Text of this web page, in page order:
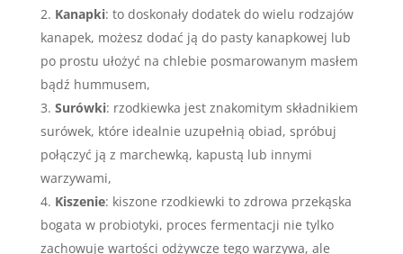
Kanapki: to doskonały dodatek do wielu rodzajów
kanapek, możesz dodać ją do pasty kanapkowej lub
po prostu ułożyć na chlebie posmarowanym masłem
bądź hummusem,
Surówki: rzodkiewka jest znakomitym składnikiem
surówek, które idealnie uzupełnią obiad, spróbuj
połączyć ją z marchewką, kapustą lub innymi
warzywami,
Kiszenie: kiszone rzodkiewki to zdrowa przekąska
bogata w probiotyki, proces fermentacji nie tylko
zachowuje wartości odżywcze tego warzywa, ale